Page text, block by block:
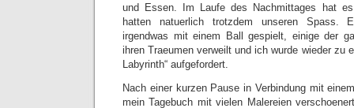
und Essen. Im Laufe des Nachmittages hat
hatten natuerlich trotzdem unseren Spass.
irgendwas mit einem Ball gespielt, einige der
ihren Traeumen verweilt und ich wurde wieder zu
Labyrinth“ aufgefordert.
Nach einer kurzen Pause in Verbindung mit
mein Tagebuch mit vielen Malereien